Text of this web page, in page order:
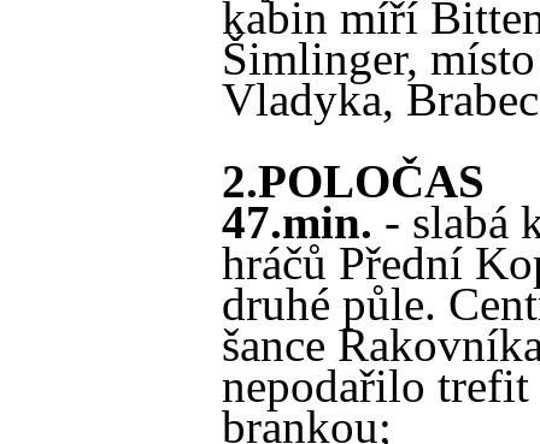
kabin míří
Šimlinger,
Vladyka,
2.POLOČAS
47.min. - slabá
hráčů Přední
druhé půle.
šance
nepodařilo trefit
brankou;